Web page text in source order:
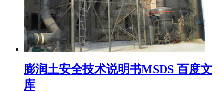
膨润土安全技术说明书MSDS 百度文
库